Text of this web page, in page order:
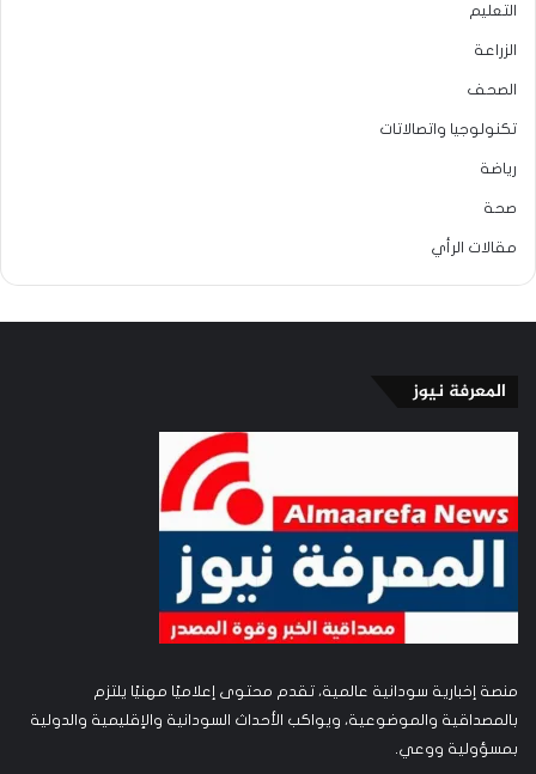
التعليم
الزراعة
الصحف
تكنولوجيا واتصالاتات
رياضة
صحة
مقالات الرأي
المعرفة نيوز
منصة إخبارية سودانية عالمية، تقدم محتوى إعلاميًا مهنيًا يلتزم
بالمصداقية والموضوعية، ويواكب الأحداث السودانية والإقليمية والدولية
بمسؤولية ووعي.